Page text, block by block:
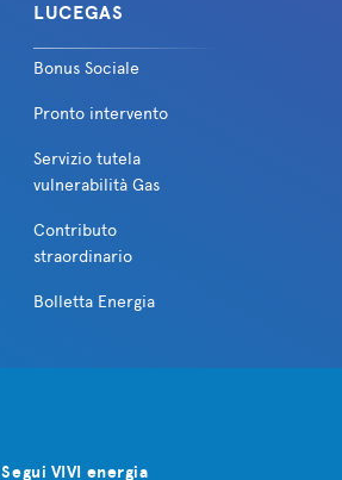
LUCEGAS
Bonus Sociale
Pronto intervento
Servizio tutela
vulnerabilità Gas
Contributo
straordinario
Bolletta Energia
Segui VIVI energia